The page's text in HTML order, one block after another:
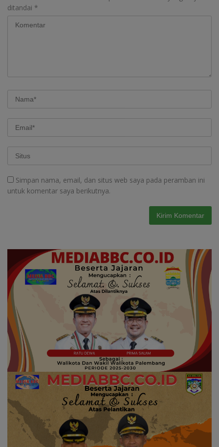
ditandai *
Simpan nama, email, dan situs web saya pada peramban ini
untuk komentar saya berikutnya.